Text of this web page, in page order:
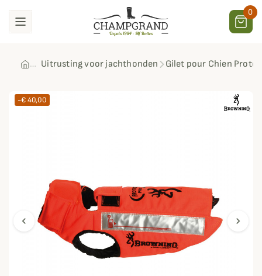
0
Uitrusting voor jachthonden Gilet pour Chien
chevron_left chevron_right
-€ 40,00